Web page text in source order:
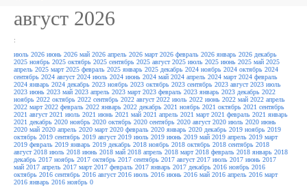
август 2026
:
июль 2026 июнь 2026 май 2026 апрель 2026 март 2026 февраль 2026 январь 2026 декабрь
2025 ноябрь 2025 октябрь 2025 сентябрь 2025 август 2025 июль 2025 июнь 2025 май 2025
апрель 2025 март 2025 февраль 2025 январь 2025 декабрь 2024 ноябрь 2024 октябрь 2024
сентябрь 2024 август 2024 июль 2024 июнь 2024 май 2024 апрель 2024 март 2024 февраль
2024 январь 2024 декабрь 2023 ноябрь 2023 октябрь 2023 сентябрь 2023 август 2023 июль
2023 июнь 2023 май 2023 апрель 2023 март 2023 февраль 2023 январь 2023 декабрь 2022
ноябрь 2022 октябрь 2022 сентябрь 2022 август 2022 июль 2022 июнь 2022 май 2022 апрель
2022 март 2022 февраль 2022 январь 2022 декабрь 2021 ноябрь 2021 октябрь 2021 сентябрь
2021 август 2021 июль 2021 июнь 2021 май 2021 апрель 2021 март 2021 февраль 2021 январь
2021 декабрь 2020 ноябрь 2020 октябрь 2020 сентябрь 2020 август 2020 июль 2020 июнь
2020 май 2020 апрель 2020 март 2020 февраль 2020 январь 2020 декабрь 2019 ноябрь 2019
октябрь 2019 сентябрь 2019 август 2019 июль 2019 июнь 2019 май 2019 апрель 2019 март
2019 февраль 2019 январь 2019 декабрь 2018 ноябрь 2018 октябрь 2018 сентябрь 2018
август 2018 июль 2018 июнь 2018 май 2018 апрель 2018 март 2018 февраль 2018 январь 2018
декабрь 2017 ноябрь 2017 октябрь 2017 сентябрь 2017 август 2017 июль 2017 июнь 2017
май 2017 апрель 2017 март 2017 февраль 2017 январь 2017 декабрь 2016 ноябрь 2016
октябрь 2016 сентябрь 2016 август 2016 июль 2016 июнь 2016 май 2016 апрель 2016 март
2016 январь 2016 ноябрь 0